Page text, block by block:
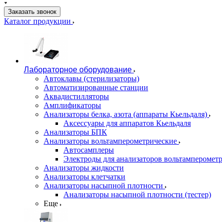
Заказать звонок
Каталог продукции
Лабораторное оборудование
Автоклавы (стерилизаторы)
Автоматизированные станции
Аквадистилляторы
Амплификаторы
Анализаторы белка, азота (аппараты Кьельдаля)
Аксессуары для аппаратов Кьельдаля
Анализаторы БПК
Анализаторы вольтамперометрические
Автосамплеры
Электроды для анализаторов
Анализаторы жидкости
Анализаторы клетчатки
Анализаторы насыпной плотности
Анализаторы насыпной плотности (тестер)
Еще